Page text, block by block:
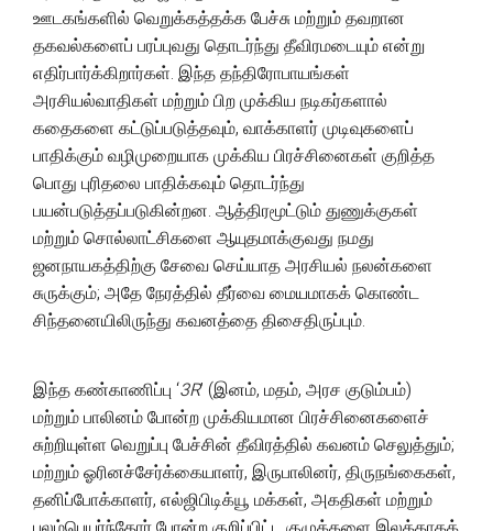
ஊடகங்களில் வெறுக்கத்தக்க பேச்சு மற்றும் தவறான
தகவல்களைப் பரப்புவது தொடர்ந்து தீவிரமடையும் என்று
எதிர்பார்க்கிறார்கள். இந்த தந்திரோபாயங்கள்
அரசியல்வாதிகள் மற்றும் பிற முக்கிய நடிகர்களால்
கதைகளை கட்டுப்படுத்தவும், வாக்காளர் முடிவுகளைப்
பாதிக்கும் வழிமுறையாக முக்கிய பிரச்சினைகள் குறித்த
பொது புரிதலை பாதிக்கவும் தொடர்ந்து
பயன்படுத்தப்படுகின்றன. ஆத்திரமூட்டும் துணுக்குகள்
மற்றும் சொல்லாட்சிகளை ஆயுதமாக்குவது நமது
ஜனநாயகத்திற்கு சேவை செய்யாத அரசியல் நலன்களை
சுருக்கும்; அதே நேரத்தில் தீர்வை மையமாகக் கொண்ட
சிந்தனையிலிருந்து கவனத்தை திசைதிருப்பும்.
இந்த கண்காணிப்பு ‘3R’ (இனம், மதம், அரச குடும்பம்)
மற்றும் பாலினம் போன்ற முக்கியமான பிரச்சினைகளைச்
சுற்றியுள்ள வெறுப்பு பேச்சின் தீவிரத்தில் கவனம் செலுத்தும்;
மற்றும் ஓரினச்சேர்க்கையாளர், இருபாலினர், திருநங்கைகள்,
தனிப்போக்காளர், எல்ஜிபிடிக்யூ மக்கள், அகதிகள் மற்றும்